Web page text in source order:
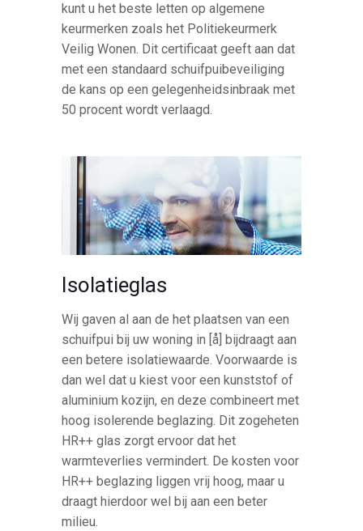
kunt u het beste letten op algemene
keurmerken zoals het Politiekeurmerk
Veilig Wonen. Dit certificaat geeft aan dat
met een standaard schuifpuibeveiliging
de kans op een gelegenheidsinbraak met
50 procent wordt verlaagd.
Isolatieglas
Wij gaven al aan de het plaatsen van een
schuifpui bij uw woning in [å] bijdraagt aan
een betere isolatiewaarde. Voorwaarde is
dan wel dat u kiest voor een kunststof of
aluminium kozijn, en deze combineert met
hoog isolerende beglazing. Dit zogeheten
HR++ glas zorgt ervoor dat het
warmteverlies vermindert. De kosten voor
HR++ beglazing liggen vrij hoog, maar u
draagt hierdoor wel bij aan een beter
milieu.